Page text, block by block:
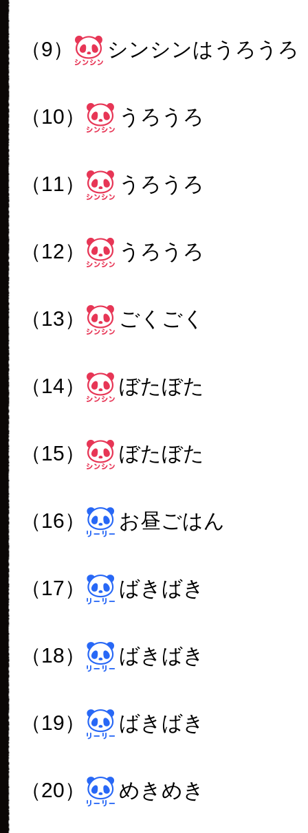
（9） シンシンはうろうろ
（10） うろうろ
（11） うろうろ
（12） うろうろ
（13） ごくごく
（14） ぼたぼた
（15） ぼたぼた
（16） お昼ごはん
（17） ばきばき
（18） ばきばき
（19） ばきばき
（20） めきめき